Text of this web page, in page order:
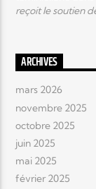
reçoit le soutien
ARCHIVES
mars 2026
novembre 2025
octobre 2025
juin 2025
mai 2025
février 2025